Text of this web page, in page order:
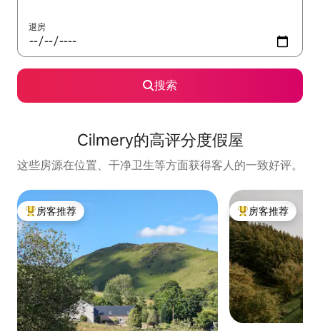
退房
搜索
Cilmery的高评分度假屋
这些房源在位置、干净卫生等方面获得客人的一致好评。
热门「房客推荐」
房客推荐 热门「房客推荐」
房客推荐